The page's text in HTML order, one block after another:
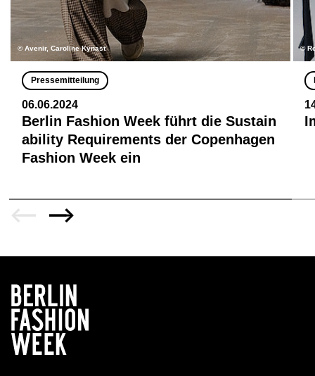
© Avenir, Caroline Kynast
Pressemitteilung
06.06.2024
Berlin Fashion Week führt die Sustain
ability Requirements der Copenhagen
Fashion Week ein
©